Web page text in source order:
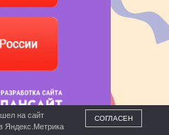
на сайт
Яндекс.Метрика
СОГЛАСЕН